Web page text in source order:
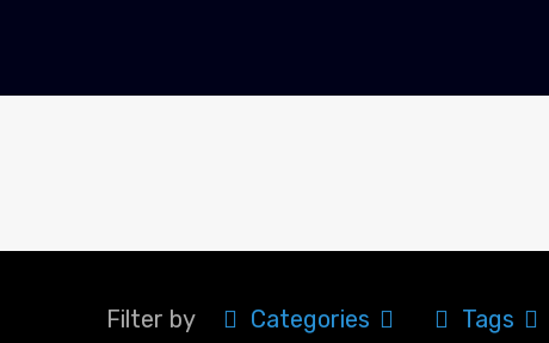
Filter by Categories Tags